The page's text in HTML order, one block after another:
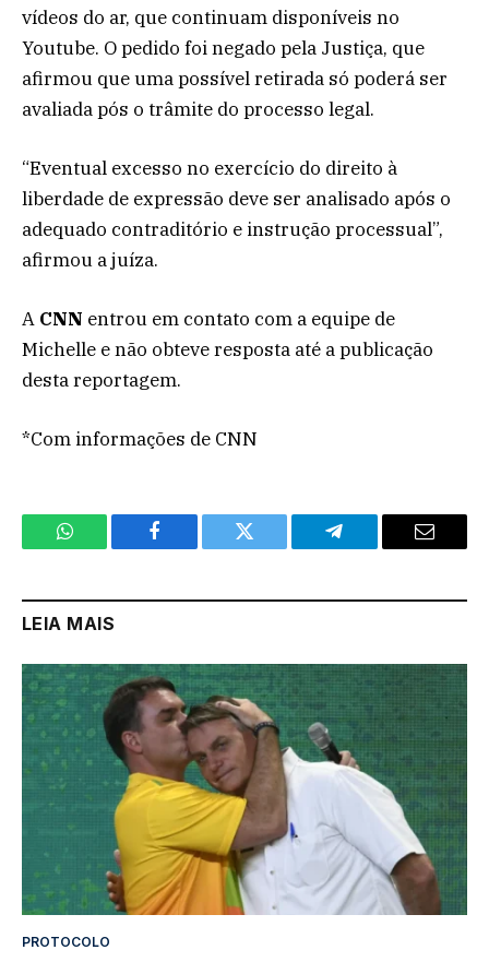
vídeos do ar, que continuam disponíveis no
Youtube. O pedido foi negado pela Justiça, que
afirmou que uma possível retirada só poderá ser
avaliada pós o trâmite do processo legal.
“Eventual excesso no exercício do direito à
liberdade de expressão deve ser analisado após o
adequado contraditório e instrução processual”,
afirmou a juíza.
A CNN entrou em contato com a equipe de
Michelle e não obteve resposta até a publicação
desta reportagem.
*Com informações de CNN
WhatsApp Facebook Twitter Telegram Email
LEIA MAIS
PROTOCOLO